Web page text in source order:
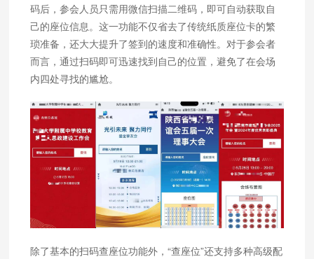
码后，参会人员只需用微信扫描二维码，即可自动获取自
己的座位信息。这一功能不仅省去了传统纸质座位卡的繁
琐准备，还大大提升了签到的速度和准确性。对于参会者
而言，通过扫码即可迅速找到自己的位置，避免了在会场
内四处寻找的尴尬。
除了基本的扫码查座位功能外，“查座位”还支持多种高级配